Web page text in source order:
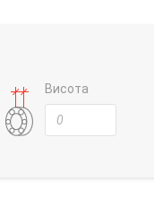
Висота